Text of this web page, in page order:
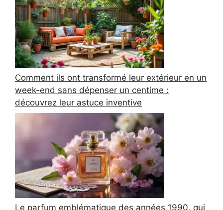
Comment ils ont transformé leur extérieur en un
week-end sans dépenser un centime :
découvrez leur astuce inventive
Le parfum emblématique des années 1990, qui